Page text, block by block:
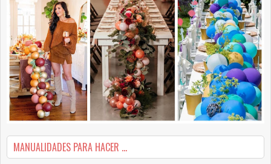
MANUALIDADES PARA HACER ...